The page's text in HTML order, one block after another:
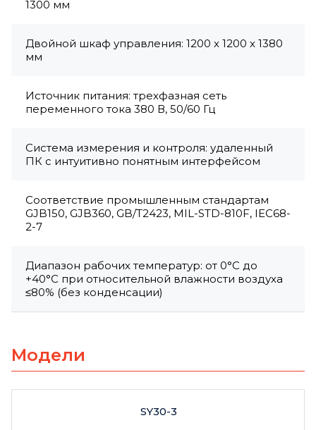
1300 мм
Двойной шкаф управления: 1200 x 1200 x 1380
мм
Источник питания: трехфазная сеть
переменного тока 380 В, 50/60 Гц
Система измерения и контроля: удаленный
ПК с интуитивно понятным интерфейсом
Соответствие промышленным стандартам
GJB150, GJB360, GB/T2423, MIL-STD-810F, IEC68-
2-7
Диапазон рабочих температур: от 0°C до
+40°C при относительной влажности воздуха
≤80% (без конденсации)
Модели
SY30-3